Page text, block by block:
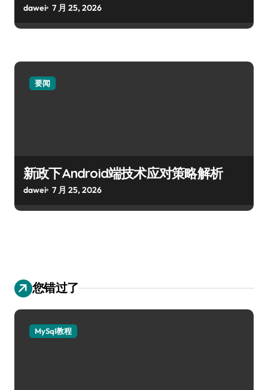
dawei 7 月 25, 2026
要闻
新政下Android端技术应对策略解析
dawei 7 月 25, 2026
您错过了
MySql教程